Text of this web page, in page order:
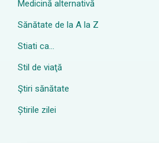
Medicină alternativă
Sănătate de la A la Z
Stiati ca…
Stil de viaţă
Ştiri sănătate
Știrile zilei